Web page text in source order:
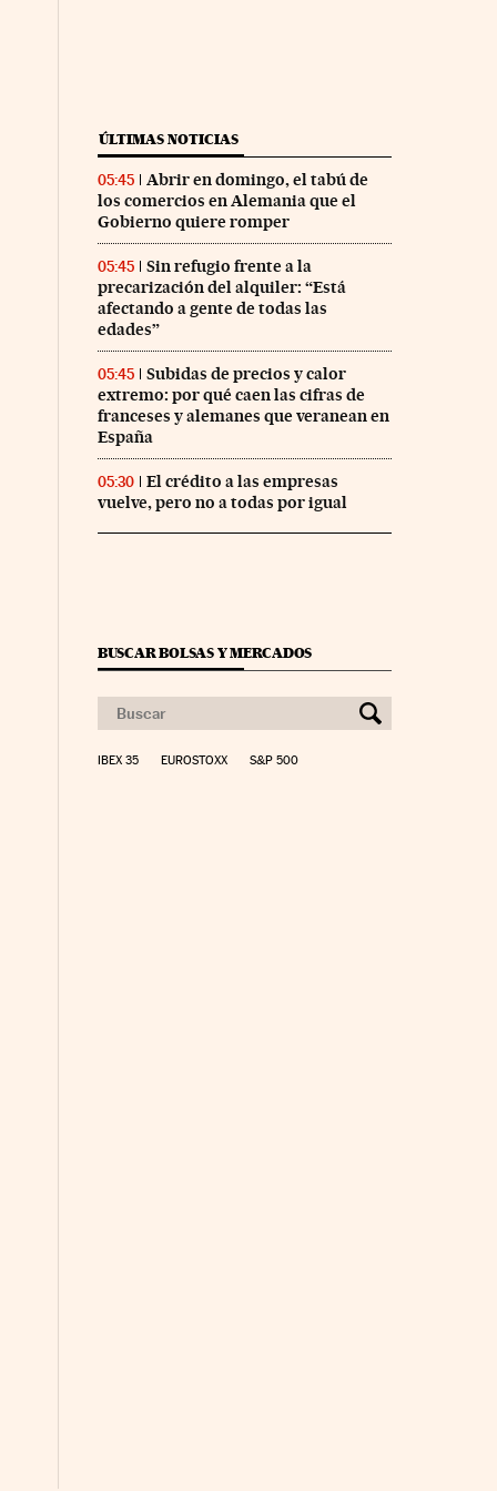
ÚLTIMAS NOTICIAS
05:45
Abrir en domingo, el tabú de
los comercios en Alemania que el
Gobierno quiere romper
05:45
Sin refugio frente a la
precarización del alquiler: “Está
afectando a gente de todas las
edades”
05:45
Subidas de precios y calor
extremo: por qué caen las cifras de
franceses y alemanes que veranean en
España
05:30
El crédito a las empresas
vuelve, pero no a todas por igual
BUSCAR BOLSAS Y MERCADOS
IBEX 35 EUROSTOXX S&P 500